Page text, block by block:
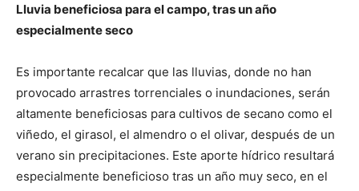
Lluvia beneficiosa para el campo, tras un año
especialmente seco
Es importante recalcar que las lluvias, donde no han
provocado arrastres torrenciales o inundaciones, serán
altamente beneficiosas para cultivos de secano como el
viñedo, el girasol, el almendro o el olivar, después de un
verano sin precipitaciones. Este aporte hídrico resultará
especialmente beneficioso tras un año muy seco, en el